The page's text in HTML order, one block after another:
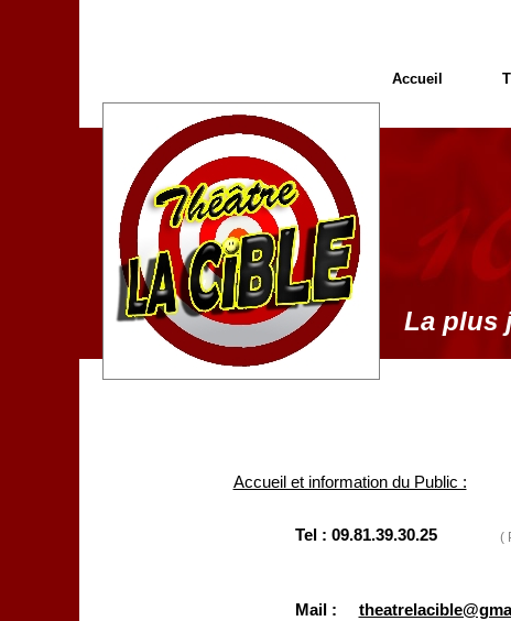
Accueil et information du Public :
Tel : 09.81.39.30.25 (
Mail :
La plus
Accueil